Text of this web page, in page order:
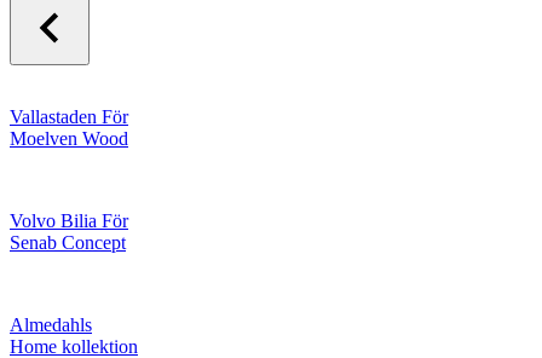
Vallastaden För
Moelven Wood
Volvo Bilia För
Senab Concept
Almedahls
Home kollektion